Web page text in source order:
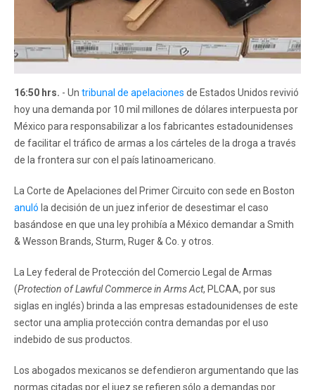
16:50 hrs. - Un tribunal de apelaciones de Estados Unidos revivió
hoy una demanda por 10 mil millones de dólares interpuesta por
México para responsabilizar a los fabricantes estadounidenses
de facilitar el tráfico de armas a los cárteles de la droga a través
de la frontera sur con el país latinoamericano.
La Corte de Apelaciones del Primer Circuito con sede en Boston
anuló la decisión de un juez inferior de desestimar el caso
basándose en que una ley prohibía a México demandar a Smith
& Wesson Brands, Sturm, Ruger & Co. y otros.
La Ley federal de Protección del Comercio Legal de Armas
(Protection of Lawful Commerce in Arms Act, PLCAA, por sus
siglas en inglés) brinda a las empresas estadounidenses de este
sector una amplia protección contra demandas por el uso
indebido de sus productos.
Los abogados mexicanos se defendieron argumentando que las
normas citadas por el juez se refieren sólo a demandas por